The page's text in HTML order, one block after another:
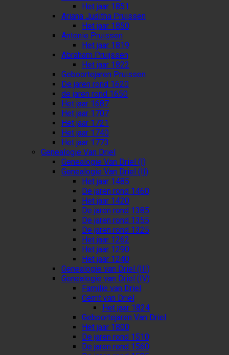
Het jaar 1851
Ariana Juditha Pruissen
Het jaar 1850
Antonie Pruissen
Het jaar 1819
Abraham Pruijssen
Het jaar 1822
Geboortejaren Pruissen
De jaren rond 1620
de jaren rond 1650
Het jaar 1687
Het jaar 1707
Het jaar 1721
Het jaar 1740
Het jaar 1773
Genealogie Van Driel
Genealogie Van Driel (I)
Genealogie Van Driel (II)
Het jaar 1485
De jaren rond 1460
Het jaar 1420
De jaren rond 1385
De jaren rond 1355
De jaren rond 1325
Het jaar 1262
Het jaar 1290
Het jaar 1240
Genealogie van Driel (III)
Genealogie van Driel (IV)
Familie van Driel
Gerrit van Driel
Het jaar 1824
Geboortejaren Van Driel
Het jaar 1800
De jaren rond 1510
De jaren rond 1560